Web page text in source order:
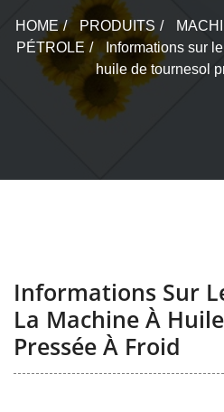
HOME PRODUITS
PÉTROLE
Informations sur
huile de tournesol
Informations Sur
La Machine À
Pressée À Froid